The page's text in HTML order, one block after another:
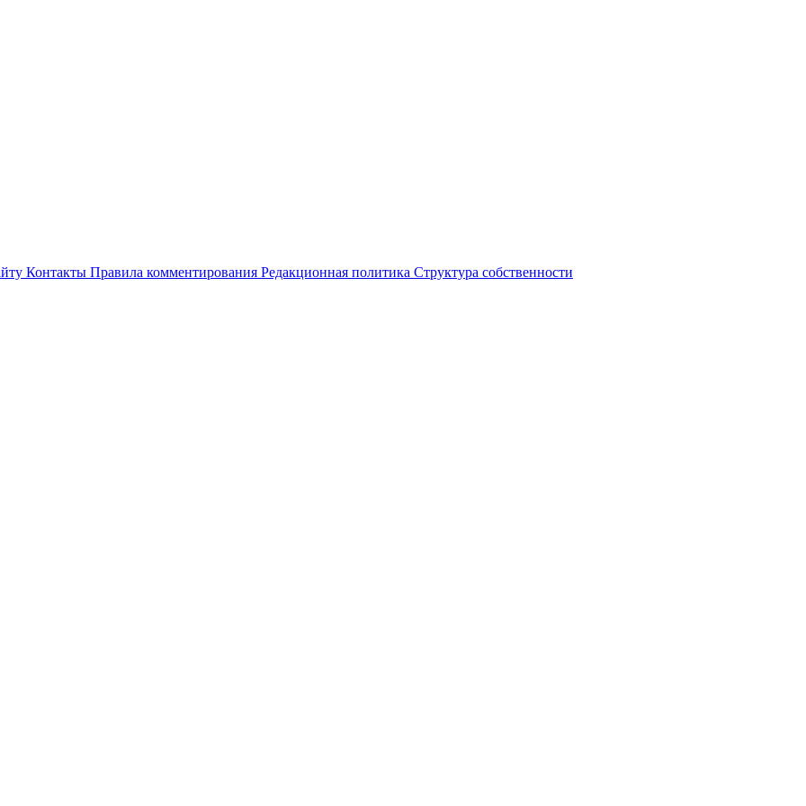
Контакты Правила комментирования Редакционная политика Структура собственности